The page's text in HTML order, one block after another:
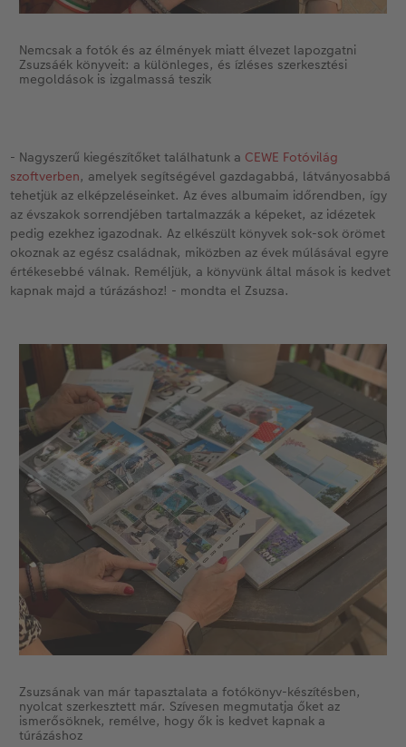
Nemcsak a fotók és az élmények miatt élvezet lapozgatni
Zsuzsáék könyveit: a különleges, és ízléses szerkesztési
megoldások is izgalmassá teszik
- Nagyszerű kiegészítőket találhatunk a CEWE Fotóvilág
szoftverben, amelyek segítségével gazdagabbá, látványosabbá
tehetjük az elképzeléseinket. Az éves albumaim időrendben, így
az évszakok sorrendjében tartalmazzák a képeket, az idézetek
pedig ezekhez igazodnak. Az elkészült könyvek sok-sok örömet
okoznak az egész családnak, miközben az évek múlásával egyre
értékesebbé válnak. Reméljük, a könyvünk által mások is kedvet
kapnak majd a túrázáshoz! - mondta el Zsuzsa.
Zsuzsának van már tapasztalata a fotókönyv-készítésben,
nyolcat szerkesztett már. Szívesen megmutatja őket az
ismerősöknek, remélve, hogy ők is kedvet kapnak a
túrázáshoz